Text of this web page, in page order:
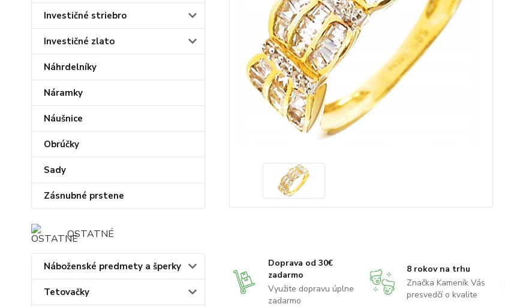
Investičné striebro
Investičné zlato
Náhrdelníky
Náramky
Náušnice
Obrúčky
Sady
Zásnubné prstene
OSTATNÉ
Náboženské predmety a šperky
Tetovačky
Doprava od 30€
zadarmo
Využite dopravu úplne
zadarmo
8 rokov na trhu
Značka Kameník Vás
presvedčí o kvalite